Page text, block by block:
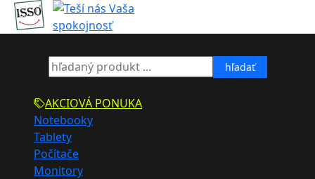
hľadať
AKCIOVÁ PONUKA
Notebooky
Tablety
Počítače
Monitory